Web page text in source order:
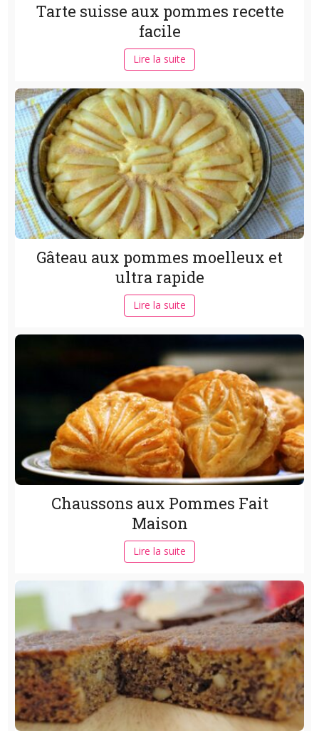
Tarte suisse aux pommes recette
facile
Lire la suite
Gâteau aux pommes moelleux et
ultra rapide
Lire la suite
Chaussons aux Pommes Fait
Maison
Lire la suite